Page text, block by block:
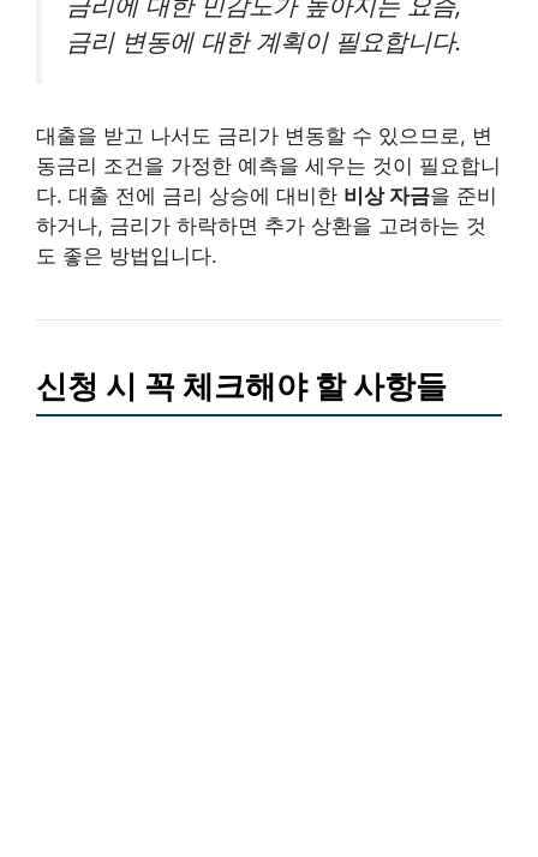
금리 변동에 대한 계획이 필요합니다.
대출을 받고 나서도 금리가 변동할 수 있으므로, 변
동금리 조건을 가정한 예측을 세우는 것이 필요합니
다. 대출 전에 금리 상승에 대비한 비상 자금을 준비
하거나, 금리가 하락하면 추가 상환을 고려하는 것
도 좋은 방법입니다.
신청 시 꼭 체크해야 할 사항들